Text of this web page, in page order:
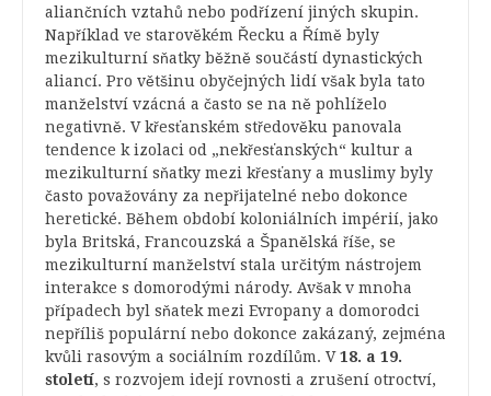
aliančních vztahů nebo podřízení jiných skupin.
Například ve starověkém Řecku a Římě byly
mezikulturní sňatky běžně součástí dynastických
aliancí. Pro většinu obyčejných lidí však byla tato
manželství vzácná a často se na ně pohlíželo
negativně. V křesťanském středověku panovala
tendence k izolaci od „nekřesťanských“ kultur a
mezikulturní sňatky mezi křesťany a muslimy byly
často považovány za nepřijatelné nebo dokonce
heretické. Během období koloniálních impérií, jako
byla Britská, Francouzská a Španělská říše, se
mezikulturní manželství stala určitým nástrojem
interakce s domorodými národy. Avšak v mnoha
případech byl sňatek mezi Evropany a domorodci
nepříliš populární nebo dokonce zakázaný, zejména
kvůli rasovým a sociálním rozdílům. V18. a 19.
století, s rozvojem idejí rovnosti a zrušení otroctví,